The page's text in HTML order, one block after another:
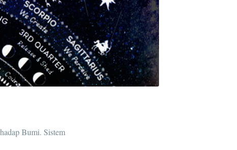
Bumi. Sistem